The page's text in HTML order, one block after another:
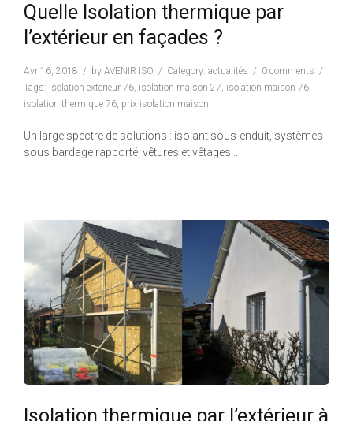
Quelle Isolation thermique par
l’extérieur en façades ?
Avr 16, 2018 by AVENIR ISO Category: actualités
0 comments
Tags: isolation exterieur 76, isolation maison 27, isolation maison 76,
isolation thermique 76, prix isolation maison
Un large spectre de solutions : isolant sous-enduit, systèmes
sous bardage rapporté, vêtures et vêtages...
Isolation thermique par l’extérieur à